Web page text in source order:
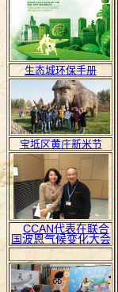
生态城环保手册
宝坻区黄庄新米节
CCAN代表在联合
国波恩气候变化大会